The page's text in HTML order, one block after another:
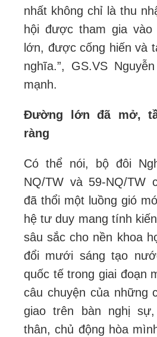
nhất không chỉ là thu
hội được tham gia vào
lớn, được cống hiến và
nghĩa.”, GS.VS
mạnh.
Đường lớn đã mở,
ràng
Có thể nói, bộ đôi
NQ/TW và 59-NQ/TW
đã thổi một luồng gió
hệ tư duy mang tính
sâu sắc cho nền khoa
đổi mưới sáng tạo
quốc tế trong giai đoạn
câu chuyện của những
giao trên bàn nghị
thân, chủ động hòa